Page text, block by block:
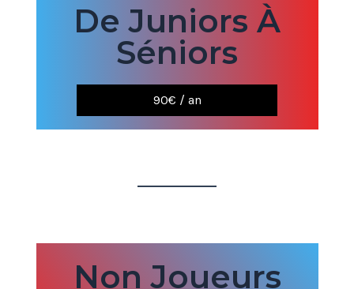
De Juniors À
Séniors
90€ / an
Non Joueurs